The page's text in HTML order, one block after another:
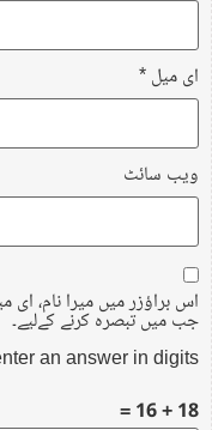
ای میل*
ویب‌ سائٹ
اس براؤزر میں میرا نام،
جب میں تبصرہ کرنے کےلیے۔
an answer in digits:
18 + 16 =